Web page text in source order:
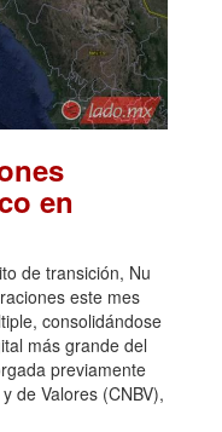
en
de transición, Nu
este mes
consolidándose
más grande del
previamente
de Valores (CNBV),